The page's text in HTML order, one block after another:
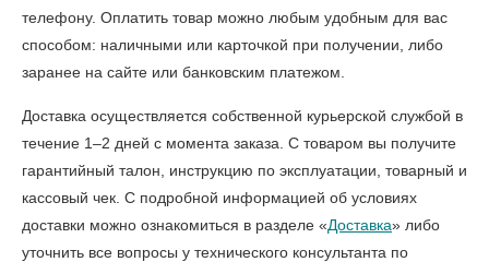
телефону. Оплатить товар можно любым удобным для вас
способом: наличными или карточкой при получении, либо
заранее на сайте или банковским платежом.
Доставка осуществляется собственной курьерской службой в
течение 1–2 дней с момента заказа. С товаром вы получите
гарантийный талон, инструкцию по эксплуатации, товарный и
кассовый чек. С подробной информацией об условиях
доставки можно ознакомиться в разделе «Доставка» либо
уточнить все вопросы у технического консультанта по